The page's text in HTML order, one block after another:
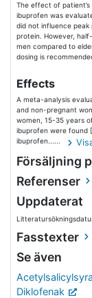
The effect of
ibuprofen was
did not influence
protein. However,
men compared to
dosing is
Effects
A meta-analysis
and non-pregnant
women, 15-35 years
ibuprofen were found
ibuprofen......
Försäljning
Referenser
Uppdaterat
Fasstexter
Se även
Diklofenak